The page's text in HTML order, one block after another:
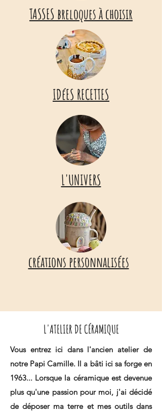
TASSES breloques à choisir
IDéES RECETTES
L'UNIVERS
créations personnalisées
L'ATELIER DE CÉRAMIQUE
Vous entrez ici dans l'ancien atelier de
notre Papi Camille. Il a bâti ici sa forge en
1963... Lorsque la céramique est devenue
plus qu'une passion pour moi, j'ai décidé
de déposer ma terre et mes outils dans